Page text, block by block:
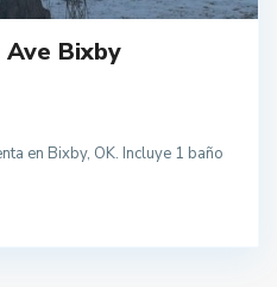
Bixby
en Bixby, OK. Incluye 1 baño